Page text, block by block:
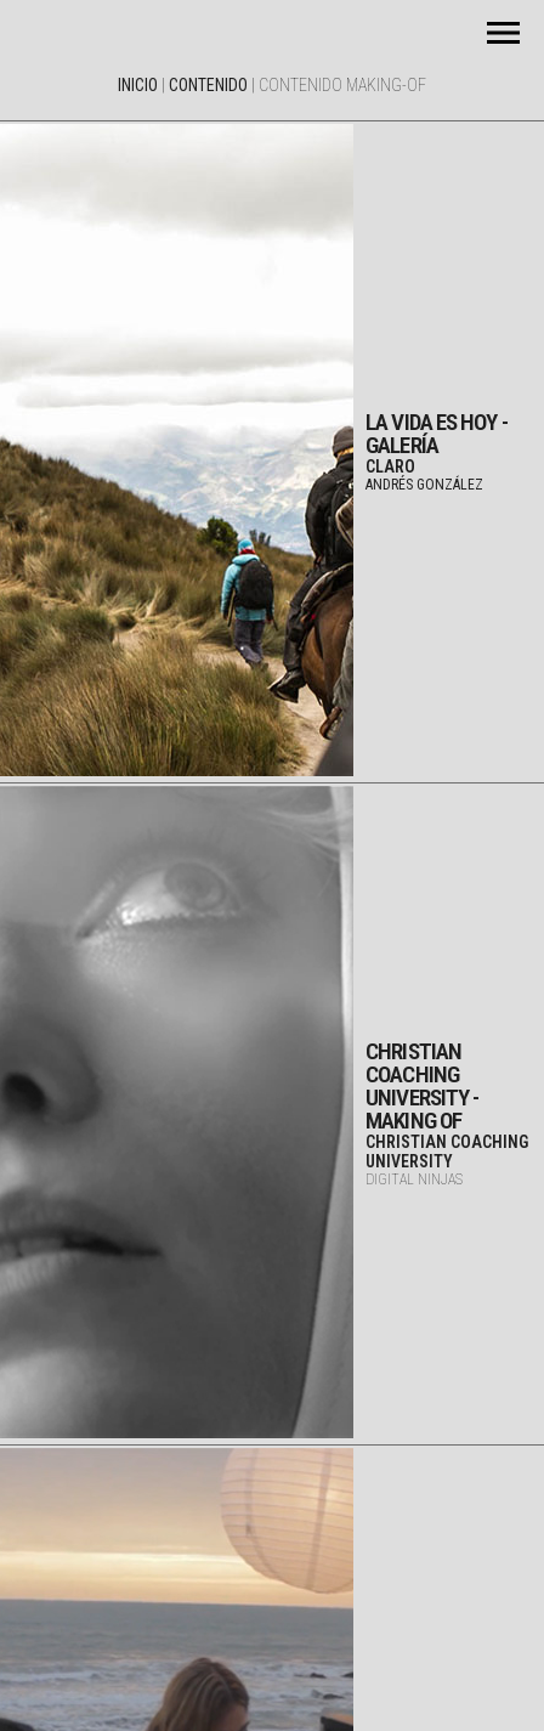
INICIO CONTENIDO CONTENIDO MAKING-OF
LA VIDA ES HOY -
GALERÍA
CLARO
ANDRÉS GONZÁLEZ
CHRISTIAN
COACHING
UNIVERSITY -
MAKING OF
CHRISTIAN COACHING
UNIVERSITY
DIGITAL NINJAS